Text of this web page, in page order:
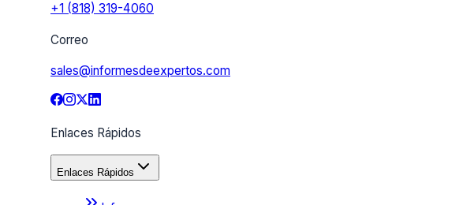
+1 (818) 319-4060
Correo
sales@informesdeexpertos.com
Enlaces Rápidos
Enlaces Rápidos